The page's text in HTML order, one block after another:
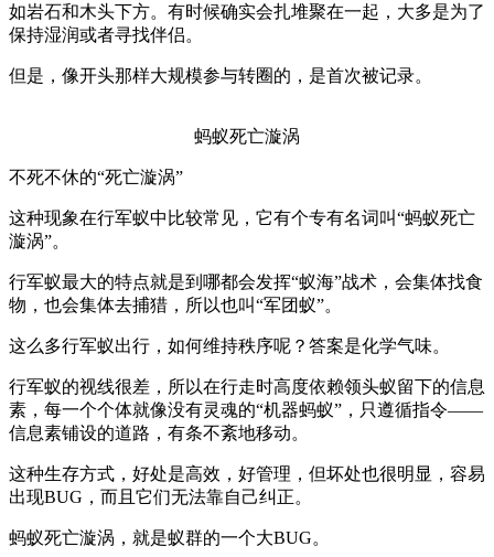
如岩石和木头下方。有时候确实会扎堆聚在一起，大多是为了
保持湿润或者寻找伴侣。
但是，像开头那样大规模参与转圈的，是首次被记录。
蚂蚁死亡漩涡
不死不休的“死亡漩涡”
这种现象在行军蚁中比较常见，它有个专有名词叫“蚂蚁死亡
漩涡”。
行军蚁最大的特点就是到哪都会发挥“蚁海”战术，会集体找食
物，也会集体去捕猎，所以也叫“军团蚁”。
这么多行军蚁出行，如何维持秩序呢？答案是化学气味。
行军蚁的视线很差，所以在行走时高度依赖领头蚁留下的信息
素，每一个个体就像没有灵魂的“机器蚂蚁”，只遵循指令——
信息素铺设的道路，有条不紊地移动。
这种生存方式，好处是高效，好管理，但坏处也很明显，容易
出现BUG，而且它们无法靠自己纠正。
蚂蚁死亡漩涡，就是蚁群的一个大BUG。